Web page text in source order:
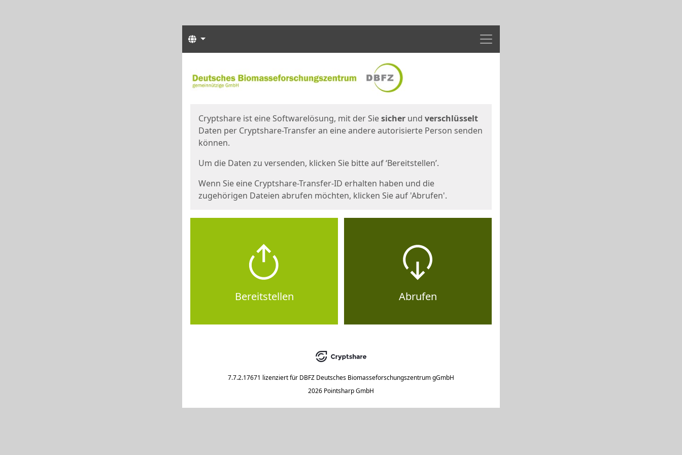
Menü
Sprachen
Cryptshare ist eine Softwarelösung, mit der Siesicher und verschlüsselt
Daten per Cryptshare-Transfer an eine andere autorisierte Person senden
können.
Um die Daten zu versenden, klicken Sie bitte auf ‘Bereitstellen’.
Wenn Sie eine Cryptshare-Transfer-ID erhalten haben und die
zugehörigen Dateien abrufen möchten, klicken Sie auf 'Abrufen'.
Bereitstellen Abrufen
7.7.2.17671 lizenziert für DBFZ Deutsches Biomasseforschungszentrum gGmbH
2026 Pointsharp GmbH